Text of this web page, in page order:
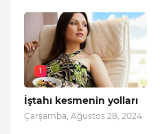
1
İştahı kesmenin yolları
Çarşamba, Ağustos 28, 2024